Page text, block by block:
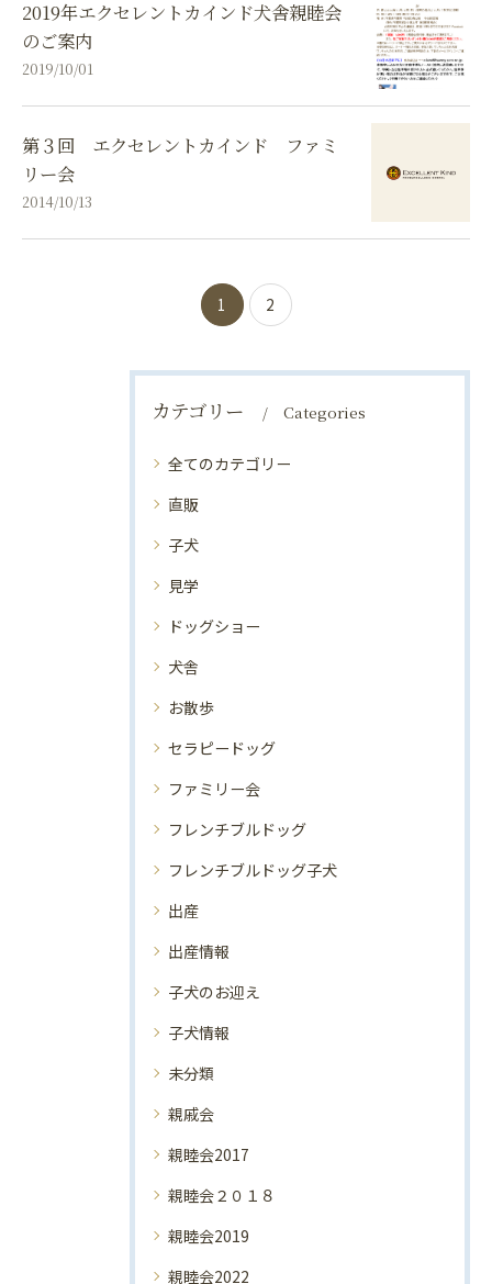
2019年エクセレントカインド犬舎親睦会
のご案内
2019/10/01
第３回 エクセレントカインド ファミ
リー会
2014/10/13
1 2
カテゴリー Categories
全てのカテゴリー
直販
子犬
見学
ドッグショー
犬舎
お散歩
セラピードッグ
ファミリー会
フレンチブルドッグ
フレンチブルドッグ子犬
出産
出産情報
子犬のお迎え
子犬情報
未分類
親戚会
親睦会2017
親睦会２０１８
親睦会2019
親睦会2022